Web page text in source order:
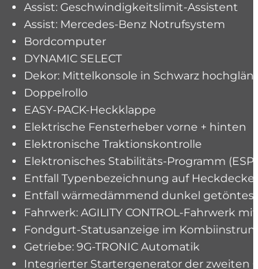
Assist: Geschwindigkeitslimit-Assistent
Assist: Mercedes-Benz Notrufsystem
Bordcomputer
DYNAMIC SELECT
Dekor: Mittelkonsole in Schwarz
Doppelrollo
EASY-PACK-Heckklappe
Elektrische Fensterheber vorne + hinten
Elektronische Traktionskontrolle
Elektronisches Stabilitäts-Programm (ESP)
Entfall Typenbezeichnung auf Heckdeckel
Entfall wärmedämmend dunkel getöntes
Fahrwerk: AGILITY CONTROL-Fahrwerk
Fondgurt-Statusanzeige im
Getriebe: 9G-TRONIC Automatik
Integrierter Startergenerator der zweiten